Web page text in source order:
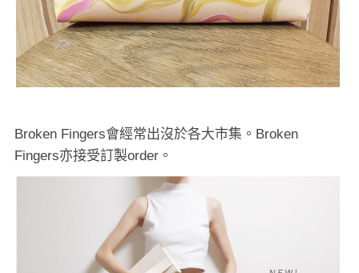
Broken Fingers會經常出沒於各大市集。Broken
Fingers亦接受訂製order。